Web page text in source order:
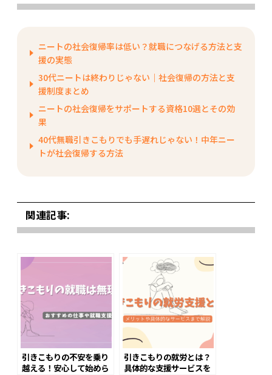
ニートの社会復帰率は低い？就職につなげる方法と支
援の実態
30代ニートは終わりじゃない｜社会復帰の方法と支
援制度まとめ
ニートの社会復帰をサポートする資格10選とその効
果
40代無職引きこもりでも手遅れじゃない！中年ニー
トが社会復帰する方法
関連記事:
引きこもりの不安を乗り
越える！安心して始めら
引きこもりの就労とは？
具体的な支援サービスを